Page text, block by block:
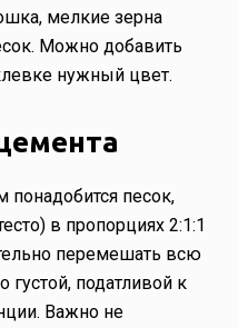
мелкие зерна
Можно добавить
нужный цвет.
понадобится песок,
в пропорциях 2:1:1
перемешать всю
густой, податливой к
Важно не